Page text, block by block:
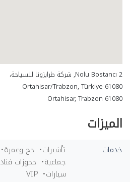
2 Nolu Bostancı, شركة طرابزونا للسياحة،
61080 Ortahisar/Trabzon, Türkiye
Ortahisar, Trabzon 61080
الميزات
خدمات تأشيرات حج وعمرة
جماعية
حجوزات
سيارات
VIP